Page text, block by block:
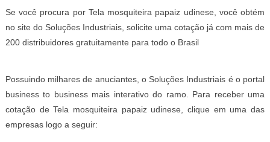
Se você procura por Tela mosquiteira papaiz udinese, você obtém
no site do Soluções Industriais, solicite uma cotação já com mais de
200 distribuidores gratuitamente para todo o Brasil
Possuindo milhares de anuciantes, o Soluções Industriais é o portal
business to business mais interativo do ramo. Para receber uma
cotação de Tela mosquiteira papaiz udinese, clique em uma das
empresas logo a seguir: